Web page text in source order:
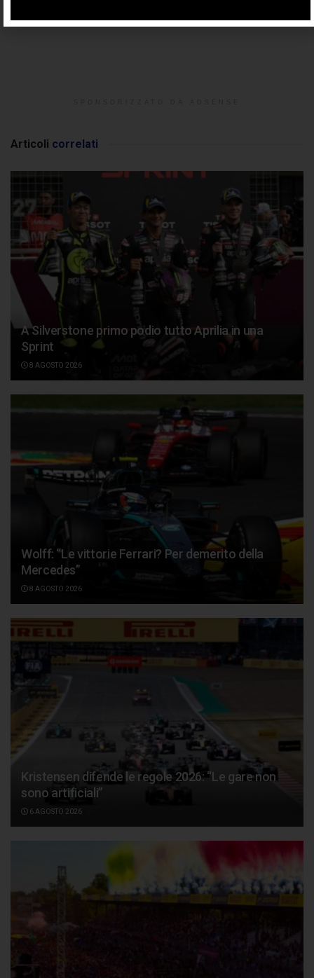
Articoli correlati
A Silverstone primo podio tutto Aprilia in una
Sprint
8 AGOSTO 2026
Wolff: “Le vittorie Ferrari? Per demerito della
Mercedes”
8 AGOSTO 2026
Kristensen difende le regole 2026: “Le gare non
sono artificiali”
6 AGOSTO 2026